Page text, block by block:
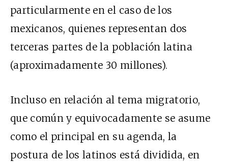
particularmente en el caso de los
mexicanos, quienes representan dos
terceras partes de la población latina
(aproximadamente 30 millones).
Incluso en relación al tema migratorio,
que común y equivocadamente se asume
como el principal en su agenda, la
postura de los latinos está dividida, en